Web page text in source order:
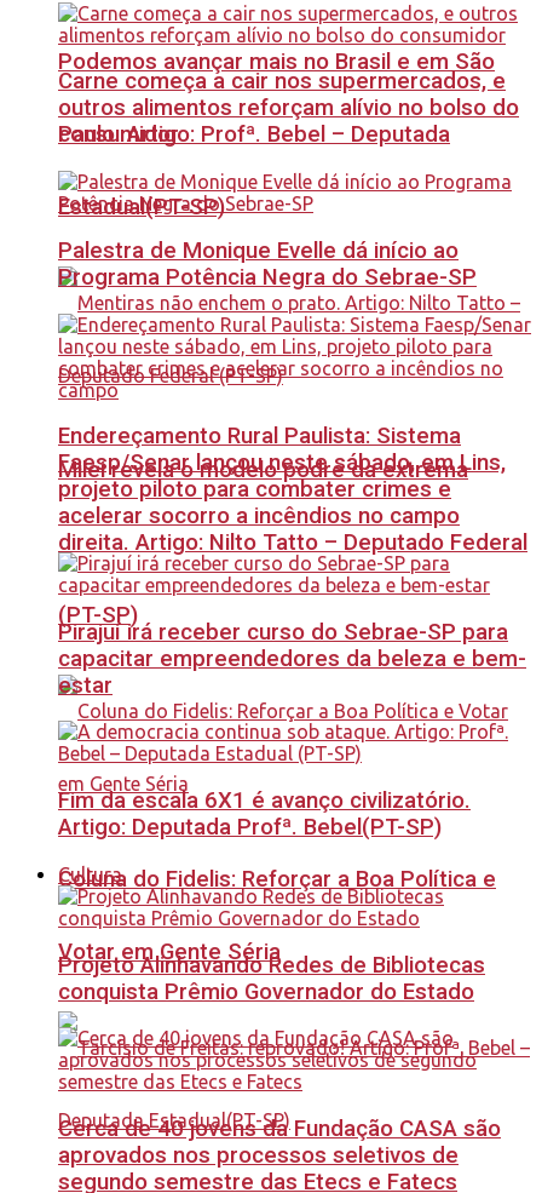
Podemos avançar mais no Brasil e em São
Paulo. Artigo: Profª. Bebel – Deputada
Estadual(PT-SP)
Milei revela o modelo podre da extrema
direita. Artigo: Nilto Tatto – Deputado Federal
(PT-SP)
Coluna do Fidelis: Reforçar a Boa Política e
Votar em Gente Séria
Carne começa a cair nos supermercados, e
outros alimentos reforçam alívio no bolso do
consumidor
Palestra de Monique Evelle dá início ao
Programa Potência Negra do Sebrae-SP
Endereçamento Rural Paulista: Sistema
Faesp/Senar lançou neste sábado, em Lins,
projeto piloto para combater crimes e
acelerar socorro a incêndios no campo
Pirajuí irá receber curso do Sebrae-SP para
capacitar empreendedores da beleza e bem-
estar
Fim da escala 6X1 é avanço civilizatório.
Artigo: Deputada Profª. Bebel(PT-SP)
Cultura
Projeto Alinhavando Redes de Bibliotecas
conquista Prêmio Governador do Estado
Cerca de 40 jovens da Fundação CASA são
aprovados nos processos seletivos de
segundo semestre das Etecs e Fatecs